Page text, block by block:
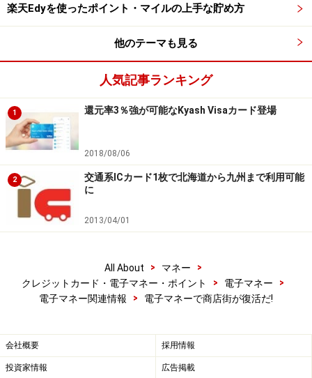
楽天Edyを使ったポイント・マイルの上手な貯め方
他のテーマも見る
人気記事ランキング
1 還元率3％強が可能なKyash Visaカード登場
2018/08/06
2
交通系ICカード1枚で北海道から九州まで利用可能
に
2013/04/01
All About > マネー
>
クレジットカード・電子マネー・ポイント
> 電子マネー
>
電子マネー関連情報
> 電子マネーで商店街が復活だ!
会社概要 採用情報
投資家情報 広告掲載